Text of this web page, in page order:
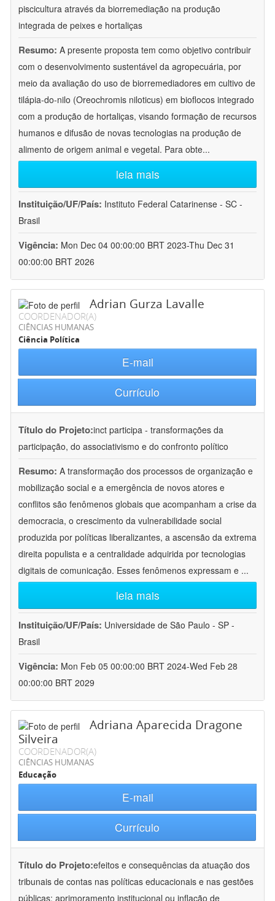
piscicultura através da biorremediação na produção
integrada de peixes e hortaliças
Resumo: A presente proposta tem como objetivo contribuir
com o desenvolvimento sustentável da agropecuária, por
meio da avaliação do uso de biorremediadores em cultivo de
tilápia-do-nilo (Oreochromis niloticus) em bioflocos integrado
com a produção de hortaliças, visando formação de recursos
humanos e difusão de novas tecnologias na produção de
alimento de origem animal e vegetal. Para obte...
leia mais
Instituição/UF/País: Instituto Federal Catarinense - SC -
Brasil
Vigência: Mon Dec 04 00:00:00 BRT 2023-Thu Dec 31
00:00:00 BRT 2026
Adrian Gurza Lavalle
COORDENADOR(A)
CIÊNCIAS HUMANAS
Ciência Política
E-mail
Currículo
Título do Projeto:inct participa - transformações da
participação, do associativismo e do confronto político
Resumo: A transformação dos processos de organização e
mobilização social e a emergência de novos atores e
conflitos são fenômenos globais que acompanham a crise da
democracia, o crescimento da vulnerabilidade social
produzida por políticas liberalizantes, a ascensão da extrema
direita populista e a centralidade adquirida por tecnologias
digitais de comunicação. Esses fenômenos expressam e ...
leia mais
Instituição/UF/País: Universidade de São Paulo - SP -
Brasil
Vigência: Mon Feb 05 00:00:00 BRT 2024-Wed Feb 28
00:00:00 BRT 2029
Adriana Aparecida Dragone
Silveira
COORDENADOR(A)
CIÊNCIAS HUMANAS
Educação
E-mail
Currículo
Título do Projeto:efeitos e consequências da atuação dos
tribunais de contas nas políticas educacionais e nas gestões
públicas: aprimoramento institucional ou inflação de